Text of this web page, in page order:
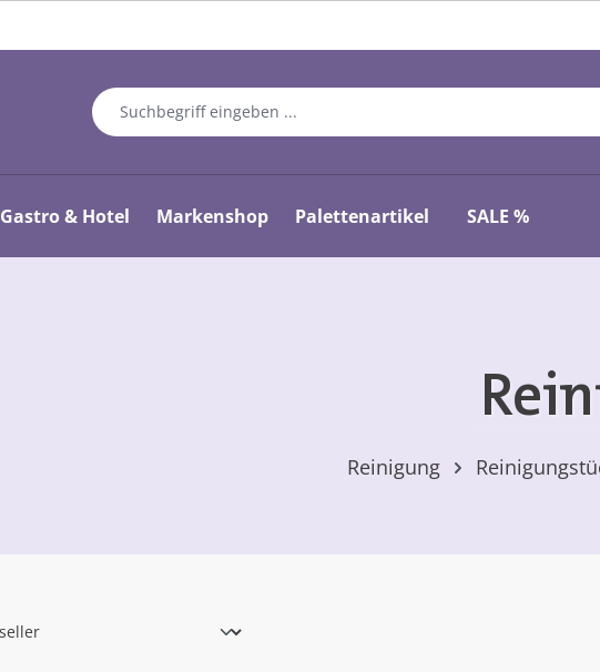
Gastro & Hotel Markenshop Palettenartikel SALE %
Reinigung